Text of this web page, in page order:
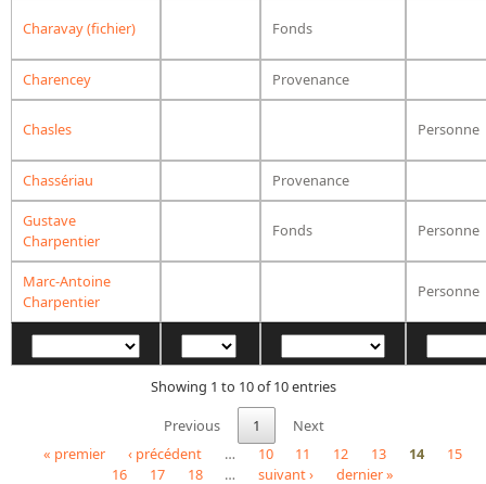
Dépôt de la Commission de récupération artistique
Appels
Recherche de sujets de recherche
Faire une suggestion de recherche
Fournir un témoignage et/ou un document
Charavay (fichier) Fonds
Charencey Provenance
Chasles Personne
Chassériau Provenance
Gustave
Charpentier
Fonds Personne
Marc-Antoine
Charpentier
Personne
Showing 1 to 10 of 10 entries
Previous
1 Next
« premier ‹ précédent … 10 11 12 13 14
15
16
17 18 … suivant › dernier »